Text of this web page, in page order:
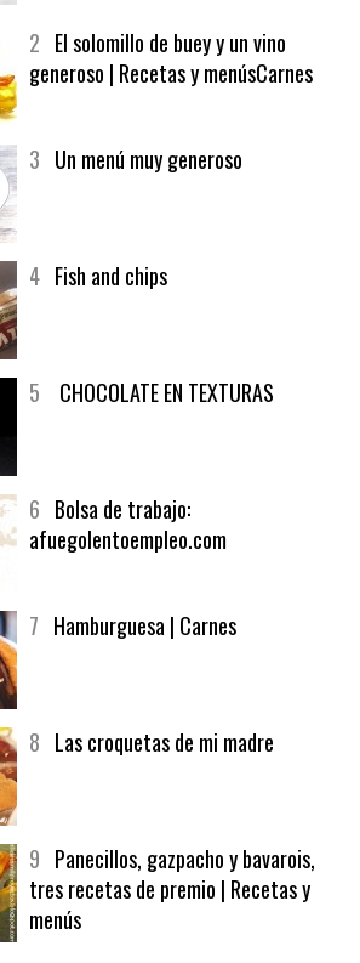
2 El solomillo de buey y un vino
generoso | Recetas y menúsCarnes
3 Un menú muy generoso
4 Fish and chips
5 CHOCOLATE EN TEXTURAS
6 Bolsa de trabajo:
afuegolentoempleo.com
7 Hamburguesa | Carnes
8 Las croquetas de mi madre
9 Panecillos, gazpacho y bavarois,
tres recetas de premio | Recetas y
menús